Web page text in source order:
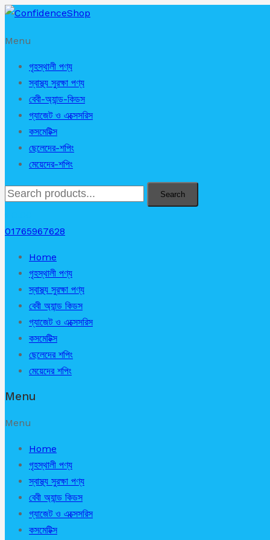
Menu
গৃহস্থালী পণ্য
স্বাস্থ্য সুরক্ষা পণ্য
বেবী-অ্যান্ড-কিডস
গ্যাজেট ও এক্সেসরিস
কসমেটিক্স
ছেলেদের-শপিং
মেয়েদের-শপিং
Search
01765967628
Home
গৃহস্থালী পণ্য
স্বাস্থ্য সুরক্ষা পণ্য
বেবী অ্যান্ড কিডস
গ্যাজেট ও এক্সেসরিস
কসমেটিক্স
ছেলেদের শপিং
মেয়েদের শপিং
Menu
Menu
Home
গৃহস্থালী পণ্য
স্বাস্থ্য সুরক্ষা পণ্য
বেবী অ্যান্ড কিডস
গ্যাজেট ও এক্সেসরিস
কসমেটিক্স